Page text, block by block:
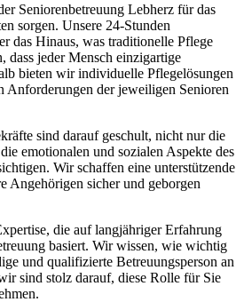
Seniorenbetreuung Lebherz für das
sorgen. Unsere 24-Stunden
das Hinaus, was traditionelle Pflege
dass jeder Mensch einzigartige
bieten wir individuelle Pflegelösungen
Anforderungen der jeweiligen Senioren
sind darauf geschult, nicht nur die
emotionalen und sozialen Aspekte des
Wir schaffen eine unterstützende
Angehörigen sicher und geborgen
die auf langjähriger Erfahrung
basiert. Wir wissen, wie wichtig
und qualifizierte Betreuungsperson an
sind stolz darauf, diese Rolle für Sie